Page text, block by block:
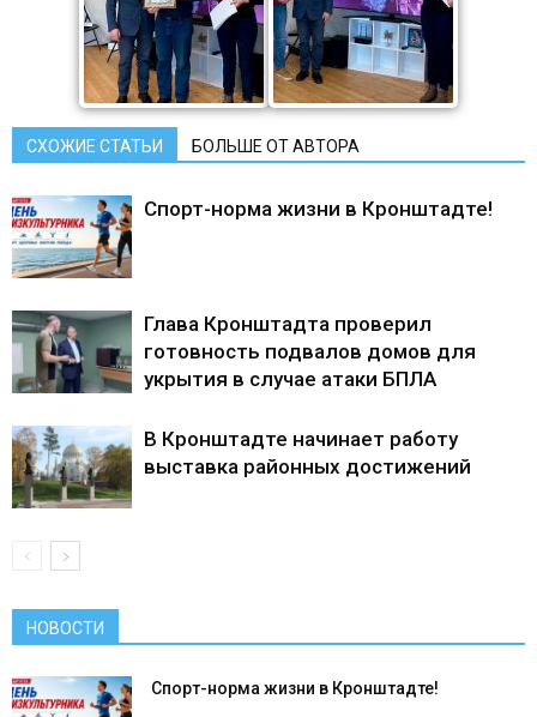
СХОЖИЕ СТАТЬИ БОЛЬШЕ ОТ АВТОРА
Спорт-норма жизни в Кронштадте!
Глава Кронштадта проверил
готовность подвалов домов для
укрытия в случае атаки БПЛА
В Кронштадте начинает работу
выставка районных достижений
НОВОСТИ
Спорт-норма жизни в Кронштадте!